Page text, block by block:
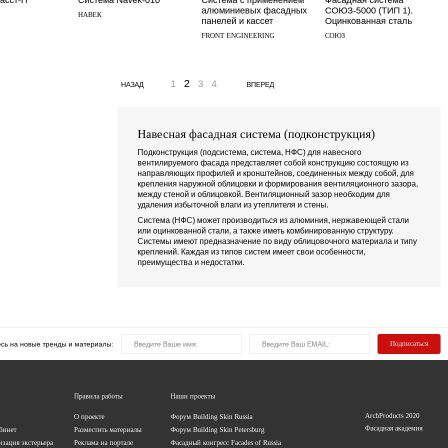
НАВЕК
алюминиевых фасадных
панелей и кассет
FRONT ENGINEERING
СОЮЗ-5000 (ТИП 1).
Оцинкованная сталь
СОЮЗ
НАЗАД 1 2 3 4 ВПЕРЕД
Навесная фасадная система (подконструкция)
Подконструкция (подсистема, система, НФС) для навесного
вентилируемого фасада представляет собой конструкцию состоящую из
направляющих профилей и кронштейнов, соединенных между собой, для
крепления наружной облицовки и формирования вентиляционного зазора,
между стеной и облицовкой. Вентиляционный зазор необходим для
удаления избыточной влаги из утеплителя и стены.
Система (НФС) может производиться из алюминия, нержавеющей стали
или оцинкованной стали, а также иметь комбинированную структуру.
Системы имеют предназначение по виду облицовочного материала и типу
креплений. Каждая из типов систем имеет свои особенности,
преимущества и недостатки.
на новые тренды и материалы:
экстерьера
Правила работы
О проекте
Разместить материалы
Реклама на портале
Наши проекты
ФорумBuilding Skin Russia
ФорумBuilding Skin Petersburg
Фасадный конгрессFacades of Russia
ArchProducts 2020
Фасадная академия